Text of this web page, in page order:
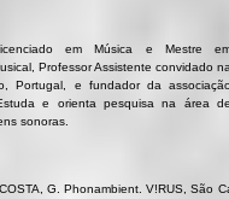
em Música e Mestre
Professor Assistente convidado
Portugal, e fundador da
e orienta pesquisa na área
sonoras.
G. Phonambient. V!RUS, São